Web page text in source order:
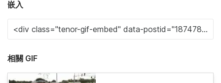
嵌入
相關 GIF